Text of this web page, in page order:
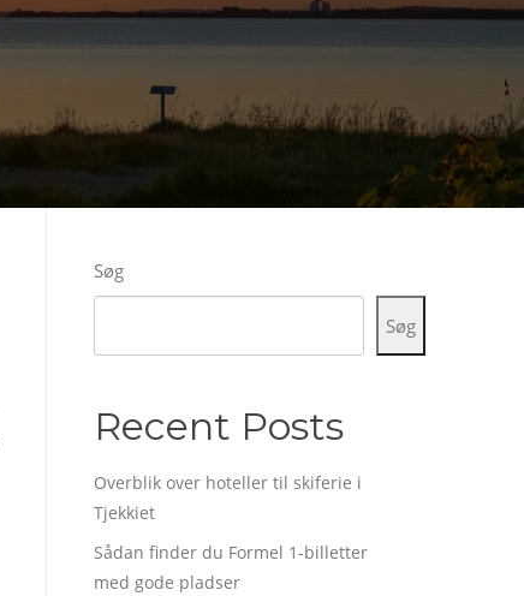
Søg
Søg
Recent Posts
Overblik over hoteller til skiferie i
Tjekkiet
Sådan finder du Formel 1-billetter
med gode pladser